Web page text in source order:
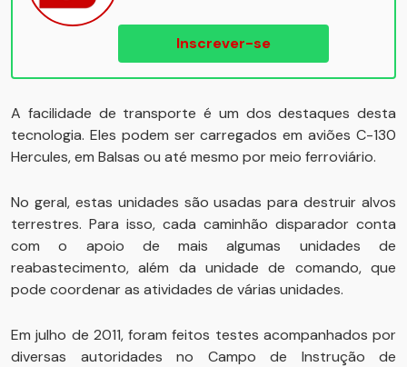
Inscrever-se
A facilidade de transporte é um dos destaques desta
tecnologia. Eles podem ser carregados em aviões C-130
Hercules, em Balsas ou até mesmo por meio ferroviário.
No geral, estas unidades são usadas para destruir alvos
terrestres. Para isso, cada caminhão disparador conta
com o apoio de mais algumas unidades de
reabastecimento, além da unidade de comando, que
pode coordenar as atividades de várias unidades.
Em julho de 2011, foram feitos testes acompanhados por
diversas autoridades no Campo de Instrução de